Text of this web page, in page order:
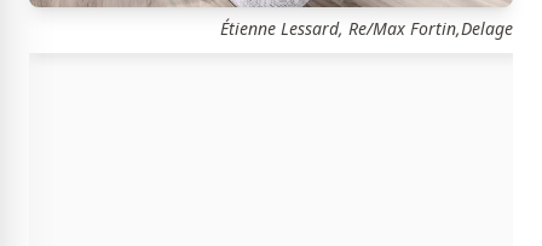
Étienne Lessard, Re/Max Fortin,Delage